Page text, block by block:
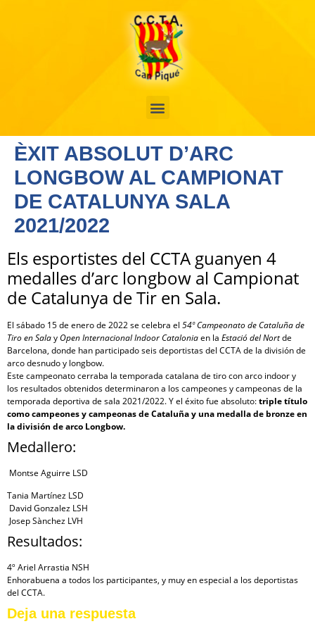
ÈXIT ABSOLUT D’ARC
LONGBOW AL CAMPIONAT
DE CATALUNYA SALA
2021/2022
Els esportistes del CCTA guanyen 4
medalles d’arc longbow al Campionat
de Catalunya de Tir en Sala.
El sábado 15 de enero de 2022 se celebra el 54º Campeonato de Cataluña de
Tiro en SalayOpen Internacional Indoor Cataloniaen la Estació del Nortde
Barcelona, donde han participado seis deportistas del CCTA de la división de
arco desnudo y longbow.
Este campeonato cerraba la temporada catalana de tiro con arco indoor y
los resultados obtenidos determinaron a los campeones y campeonas de la
temporada deportiva de sala 2021/2022. Y el éxito fue absoluto:triple título
como campeones y campeonas de Cataluña y una medalla de bronze en
la división de arco Longbow.
Medallero:
Montse Aguirre LSD
Tania Martínez LSD
David Gonzalez LSH
Josep Sànchez LVH
Resultados:
4º Ariel Arrastia NSH
Enhorabuena a todos los participantes, y muy en especial a los deportistas
del CCTA.
Deja una respuesta